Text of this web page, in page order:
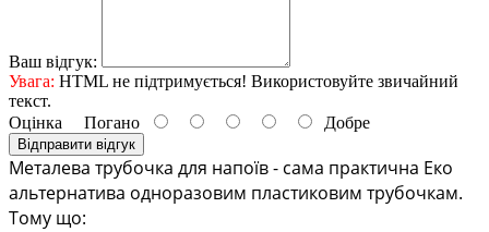
Ваш відгук:
Увага: HTML не підтримується! Використовуйте звичайний
текст.
Оцінка Погано Добре
Відправити відгук
Металева трубочка для напоїв - сама практична Еко
альтернатива одноразовим пластиковим трубочкам.
Тому що: